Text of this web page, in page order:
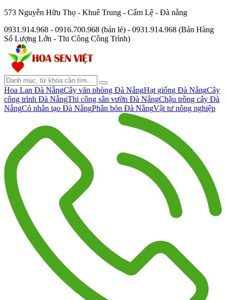
573 Nguyễn Hữu Thọ - Khuê Trung - Cẩm Lệ - Đà nẵng
0931.914.968 - 0916.700.968 (bán lẻ) - 0931.914.968 (Bán Hàng
Số Lượng Lớn - Thi Công Công Trình)
Hoa Lan Đà NẵngCây văn phòng Đà NẵngHạt giống Đà NẵngCây
công trình Đà NẵngThi công sân vườn Đà NẵngChậu trồng cây Đà
NẵngCỏ nhân tạo Đà NẵngPhân bón Đà NẵngVật tư nông nghiệp